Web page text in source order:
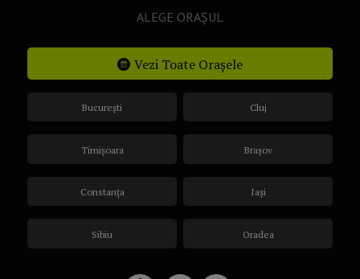
ALEGE ORAȘUL
Vezi Toate Orașele
București
Timișoara
Constanța
Sibiu
Cluj
Brașov
Iași
Oradea